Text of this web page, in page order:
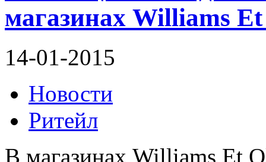
магазинах Williams
14-01-2015
Новости
Ритейл
В магазинах Williams Et